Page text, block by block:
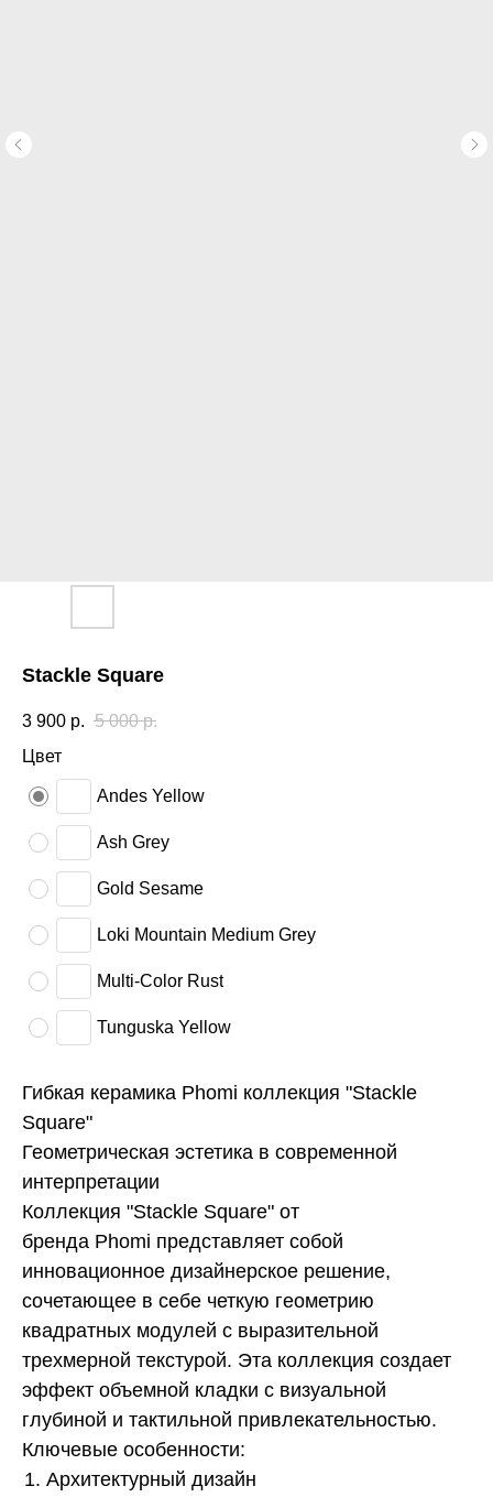
Stackle Square
3 900 р. 5 000 р.
Цвет
Andes Yellow
Ash Grey
Gold Sesame
Loki Mountain Medium Grey
Multi-Color Rust
Tunguska Yellow
Гибкая керамика Phomi коллекция "Stackle
Square"
Геометрическая эстетика в современной
интерпретации
Коллекция "Stackle Square" от
бренда Phomi представляет собой
инновационное дизайнерское решение,
сочетающее в себе четкую геометрию
квадратных модулей с выразительной
трехмерной текстурой. Эта коллекция создает
эффект объемной кладки с визуальной
глубиной и тактильной привлекательностью.
Ключевые особенности:
Архитектурный дизайн